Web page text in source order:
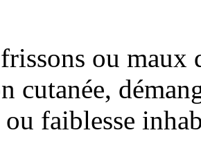
ou maux
cutanée,
faiblesse